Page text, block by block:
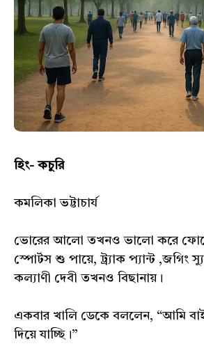
হিং- কচুরি
কমলিকা ভট্টাচার্য
ভোরের আলো তখনও ভালো করে
স্পোর্টস শু পায়ে, ট্র্যাক প্যান্ট ,জগিং
কল্যাণী দেবী তখনও বিছানায়।
একবার খালি ডেকে বললেন, “আমি
দিয়ে যাচ্ছি।”